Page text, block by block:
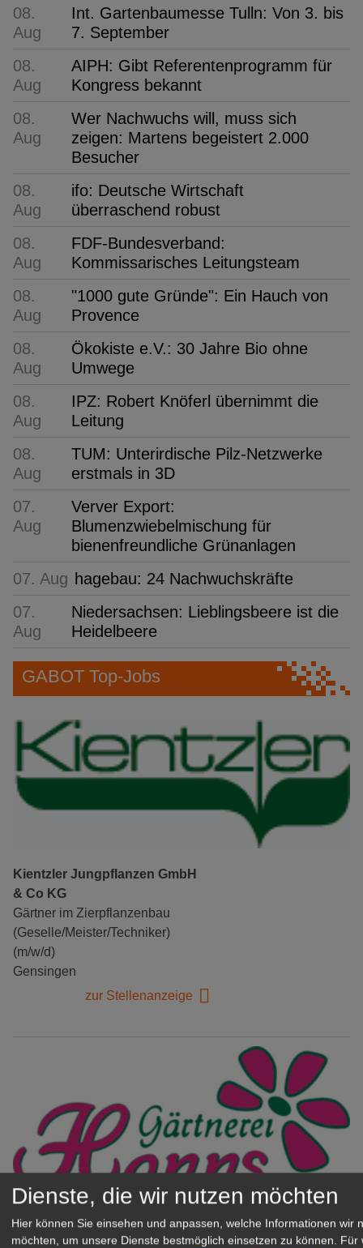
08.
Aug
Int. Gartenbaumesse Tulln: Von 3. bis
7. September
08.
Aug
AIPH: Gibt Referentenprogramm für
Kongress bekannt
08.
Aug
Wer Nachwuchs will, muss sich
zeigen: Martens begeistert 2.000
Besucher
08.
Aug
ifo: Deutsche Wirtschaft
überraschend robust
08.
Aug
FDF-Bundesverband:
Kommissarisches Leitungsteam
08.
Aug
"1000 gute Gründe": Ein Hauch von
Provence
08.
Aug
Ökokiste e.V.: 30 Jahre Bio ohne
Umwege
08.
Aug
IPZ: Robert Knöferl übernimmt die
Leitung
08.
Aug
TUM: Unterirdische Pilz-Netzwerke
erstmals in 3D
07.
Aug
Verver Export:
Blumenzwiebelmischung für
bienenfreundliche Grünanlagen
07. Aug hagebau: 24 Nachwuchskräfte
07.
Aug
Niedersachsen: Lieblingsbeere ist die
Heidelbeere
GABOT Top-Jobs
Kientzler Jungpflanzen GmbH
& Co KG
Gärtner im Zierpflanzenbau
(Geselle/Meister/Techniker)
(m/w/d)
Gensingen
zur Stellenanzeige
Gärtnerei Hanns
Mitarbeiter (m/w/d) für unsere
Dienste, die wir nutzen möchten
Hier können Sie einsehen und anpassen, welche Informationen wir
möchten, um unsere Dienste bestmöglich einsetzen zu können. Für